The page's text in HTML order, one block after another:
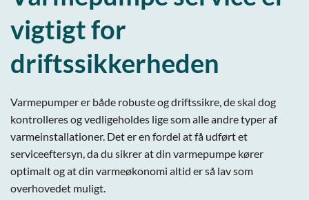
vigtigt for
driftssikkerheden
Varmepumper er både robuste og driftssikre, de skal dog
kontrolleres og vedligeholdes lige som alle andre typer af
varmeinstallationer. Det er en fordel at få udført et
serviceeftersyn, da du sikrer at din varmepumpe kører
optimalt og at din varmeøkonomi altid er så lav som
overhovedet muligt.